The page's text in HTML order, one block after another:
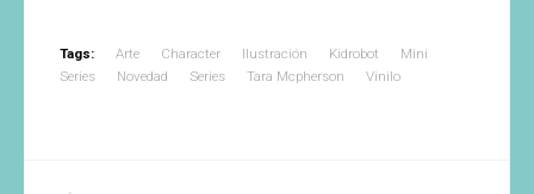
Tags: Arte Character Ilustración Kidrobot
Mini
Series
Novedad Series Tara Mcpherson Vinilo